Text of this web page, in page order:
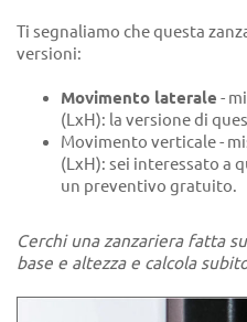
Ti segnaliamo che questa
versioni:
Movimento laterale -
(LxH): la versione di
Movimento verticale -
(LxH): sei interessato a
un preventivo gratuito.
Cerchi una zanzariera fatta
base e altezza e calcola